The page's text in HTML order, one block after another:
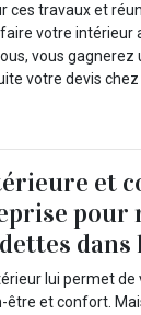
ces travaux et
votre intérieur
vous gagnerez
votre devis
et
pour
dans
lui permet
être et confort.